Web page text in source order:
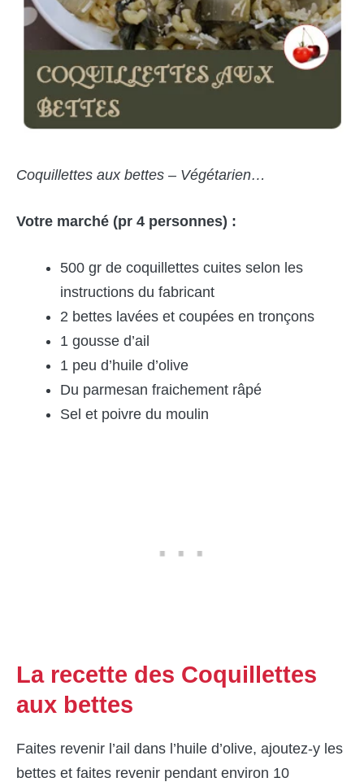
Coquillettes aux bettes – Végétarien…
Votre marché (pr 4 personnes) :
500 gr de coquillettes cuites selon les
instructions du fabricant
2 bettes lavées et coupées en tronçons
1 gousse d’ail
1 peu d’huile d’olive
Du parmesan fraichement râpé
Sel et poivre du moulin
La recette des Coquillettes
aux bettes
Faites revenir l’ail dans l’huile d’olive, ajoutez-y les
bettes et faites revenir pendant environ 10